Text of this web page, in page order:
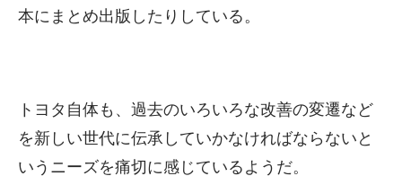
本にまとめ出版したりしている。
トヨタ自体も、過去のいろいろな改善の変遷など
を新しい世代に伝承していかなければならないと
いうニーズを痛切に感じているようだ。